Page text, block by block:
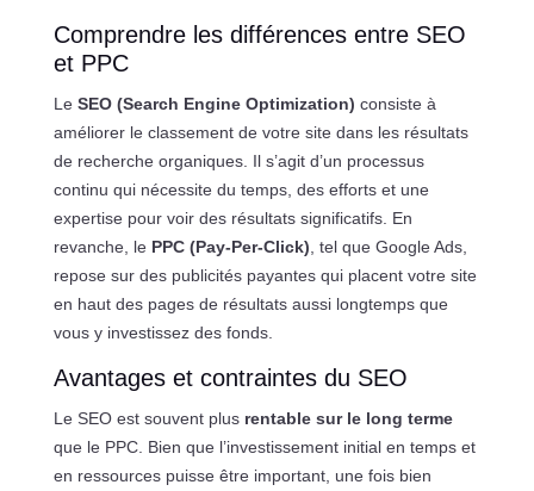
Comprendre les différences entre SEO
et PPC
Le SEO (Search Engine Optimization) consiste à
améliorer le classement de votre site dans les résultats
de recherche organiques. Il s’agit d’un processus
continu qui nécessite du temps, des efforts et une
expertise pour voir des résultats significatifs. En
revanche, le PPC (Pay-Per-Click) , tel que Google Ads,
repose sur des publicités payantes qui placent votre site
en haut des pages de résultats aussi longtemps que
vous y investissez des fonds.
Avantages et contraintes du SEO
Le SEO est souvent plus rentable sur le long terme
que le PPC. Bien que l’investissement initial en temps et
en ressources puisse être important, une fois bien